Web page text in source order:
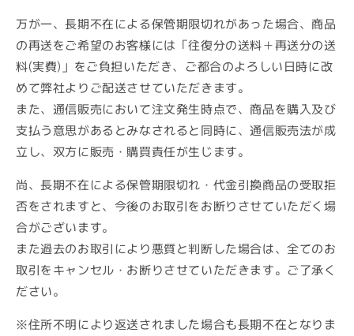
万が一、長期不在による保管期限切れがあった場合、商品
の再送をご希望のお客様には「往復分の送料＋再送分の送
料(実費)」をご負担いただき、ご都合のよろしい日時に改
めて弊社よりご配送させていただきます。
また、通信販売において注文発生時点で、商品を購入及び
支払う意思があるとみなされると同時に、通信販売法が成
立し、双方に販売・購買責任が生じます。
尚、長期不在による保管期限切れ・代金引換商品の受取拒
否をされますと、今後のお取引をお断りさせていただく場
合がございます。
また過去のお取引により悪質と判断した場合は、全てのお
取引をキャンセル・お断りさせていただきます。ご了承く
ださい。
※住所不明により返送されました場合も長期不在となりま